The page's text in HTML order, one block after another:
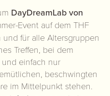
DayDreamLab von
Event auf dem THF
und für alle Altersgruppen
Treffen, bei dem
einfach nur
beschwingten
im Mittelpunkt stehen.